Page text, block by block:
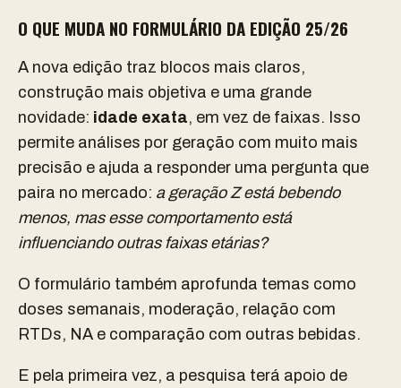
O QUE MUDA NO FORMULÁRIO DA EDIÇÃO 25/26
A nova edição traz blocos mais claros,
construção mais objetiva e uma grande
novidade: idade exata, em vez de faixas. Isso
permite análises por geração com muito mais
precisão e ajuda a responder uma pergunta que
paira no mercado: a geração Z está bebendo
menos, mas esse comportamento está
influenciando outras faixas etárias?
O formulário também aprofunda temas como
doses semanais, moderação, relação com
RTDs, NA e comparação com outras bebidas.
E pela primeira vez, a pesquisa terá apoio de